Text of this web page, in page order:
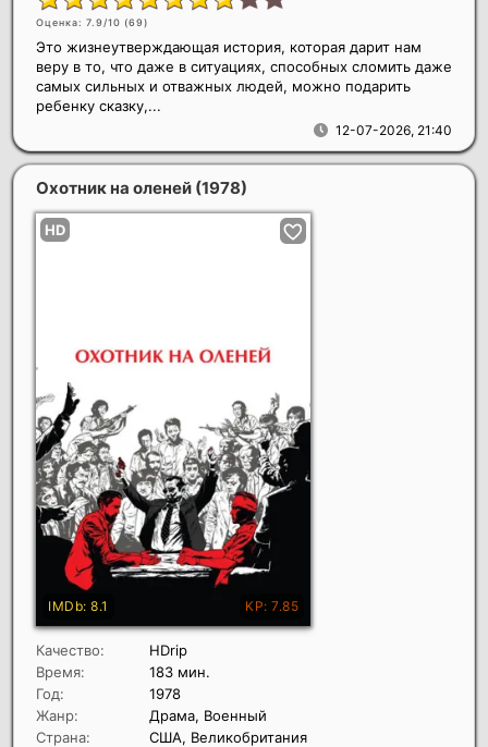
Оценка: 7.9/10 (69)
12-07-2026, 21:40
Это жизнеутверждающая история, которая дарит нам
веру в то, что даже в ситуациях, способных сломить даже
самых сильных и отважных людей, можно подарить
ребенку сказку,...
Охотник на оленей (1978)
Качество:
HDrip
Время:
183 мин.
Год:
1978
Жанр:
Драма, Военный
Страна:
США, Великобритания